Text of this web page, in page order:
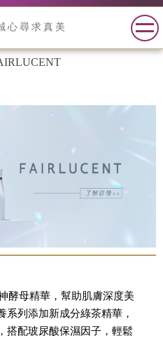
心尋求真美
酵母精華，幫助肌膚深度美
系列添加新成分綠茶精華，
搭配玻尿酸保濕因子，輕鬆